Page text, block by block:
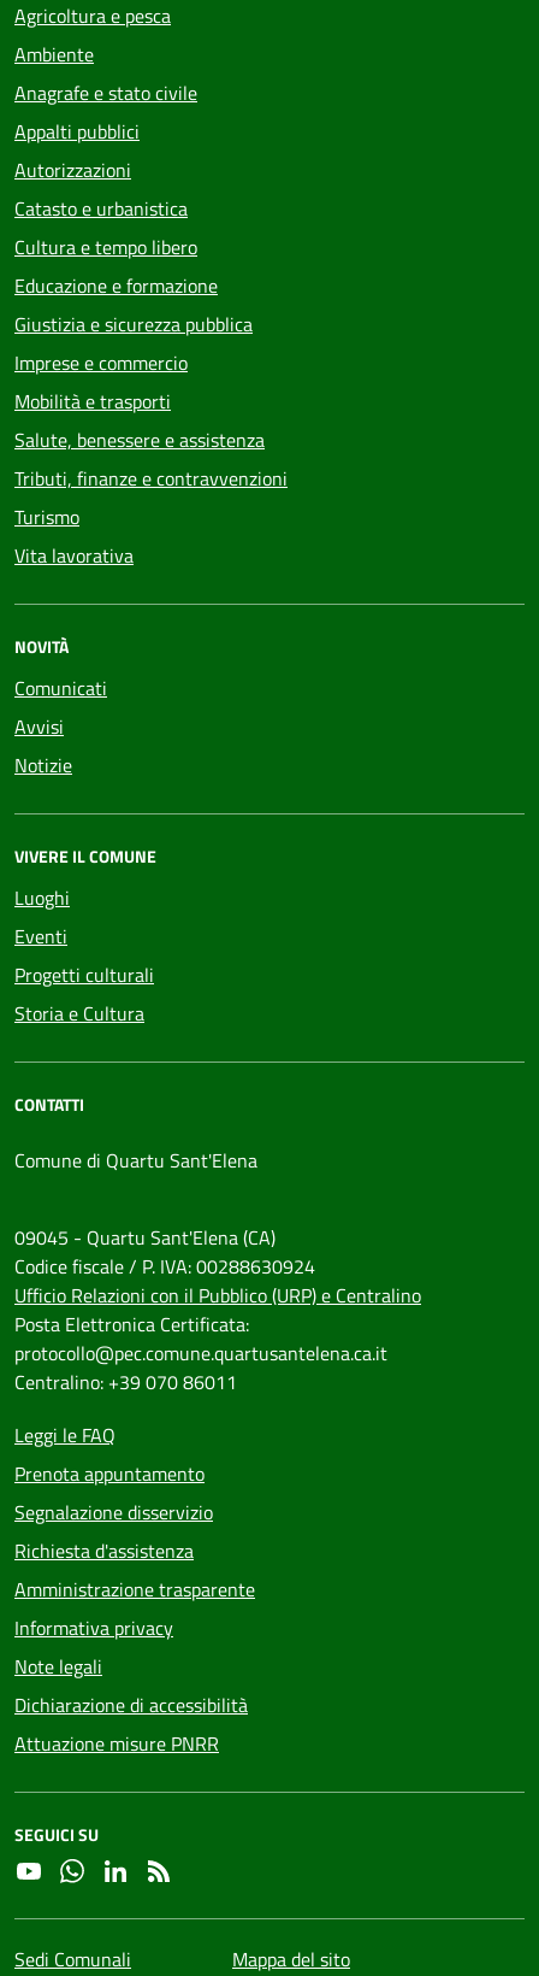
Agricoltura e pesca
Ambiente
Anagrafe e stato civile
Appalti pubblici
Autorizzazioni
Catasto e urbanistica
Cultura e tempo libero
Educazione e formazione
Giustizia e sicurezza pubblica
Imprese e commercio
Mobilità e trasporti
Salute, benessere e assistenza
Tributi, finanze e contravvenzioni
Turismo
Vita lavorativa
NOVITÀ
Comunicati
Avvisi
Notizie
VIVERE IL COMUNE
Luoghi
Eventi
Progetti culturali
Storia e Cultura
CONTATTI
Comune di Quartu Sant'Elena
09045 - Quartu Sant'Elena (CA)
Codice fiscale / P. IVA: 00288630924
Ufficio Relazioni con il Pubblico (URP) e Centralino
Posta Elettronica Certificata:
protocollo@pec.comune.quartusantelena.ca.it
Centralino: +39 070 86011
Leggi le FAQ
Prenota appuntamento
Segnalazione disservizio
Richiesta d'assistenza
Amministrazione trasparente
Informativa privacy
Note legali
Dichiarazione di accessibilità
Attuazione misure PNRR
SEGUICI SU
YouTubeWhatsapp
Linkedin
Sedi Comunali Mappa del sito